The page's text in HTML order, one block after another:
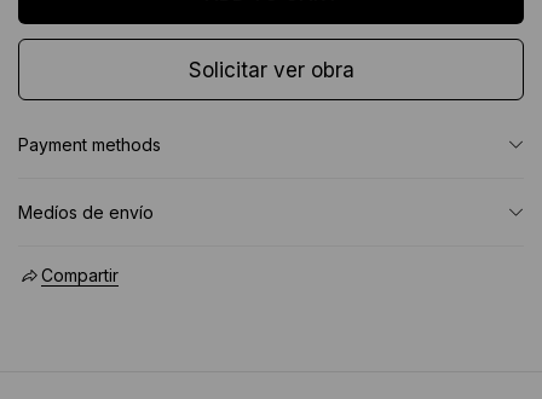
Solicitar ver obra
Payment methods
Medíos de envío
Compartir